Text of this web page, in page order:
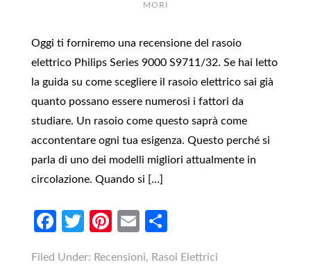
MORI
Oggi ti forniremo una recensione del rasoio
elettrico Philips Series 9000 S9711/32. Se hai letto
la guida su come scegliere il rasoio elettrico sai già
quanto possano essere numerosi i fattori da
studiare. Un rasoio come questo saprà come
accontentare ogni tua esigenza. Questo perché si
parla di uno dei modelli migliori attualmente in
circolazione. Quando si […]
Facebook
Twitter
Pinterest
Email
Filed Under: Recensioni, Rasoi Elettrici